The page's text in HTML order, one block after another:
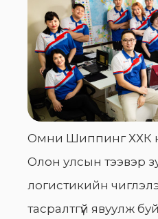
Омни Шиппинг ХХК
Олон улсын тээвэр
логистикийн
тасралтгүй явуулж